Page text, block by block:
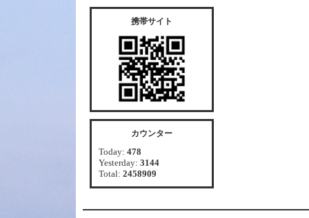
携帯サイト
カウンター
Today: 478
Yesterday: 3144
Total: 2458909